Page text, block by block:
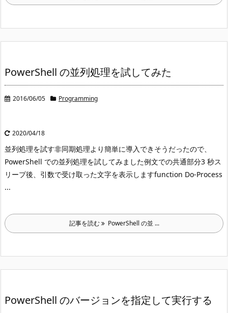
PowerShell の並列処理を試してみた
2016/06/05 Programming
2020/04/18
並列処理を試す非同期処理より簡単に導入できそうだったので、
PowerShell での並列処理を試してみました例文での共通部分3 秒ス
リープ後、引数で受け取った文字を表示しますfunction Do-Process
...
記事を読む PowerShell の並 ...
PowerShell のバージョンを指定して実行する